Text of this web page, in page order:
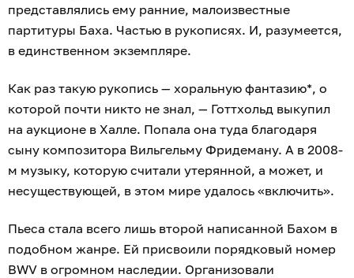
представлялись ему ранние, малоизвестные
партитуры Баха. Частью в рукописях. И, разумеется,
в единственном экземпляре.
Как раз такую рукопись — хоральную фантазию*, о
которой почти никто не знал, — Готтхольд выкупил
на аукционе в Халле. Попала она туда благодаря
сыну композитора Вильгельму Фридеману. А в 2008-
м музыку, которую считали утерянной, а может, и
несуществующей, в этом мире удалось «включить».
Пьеса стала всего лишь второй написанной Бахом в
подобном жанре. Ей присвоили порядковый номер
BWV в огромном наследии. Организовали